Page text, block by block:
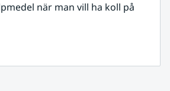
när man vill ha koll på